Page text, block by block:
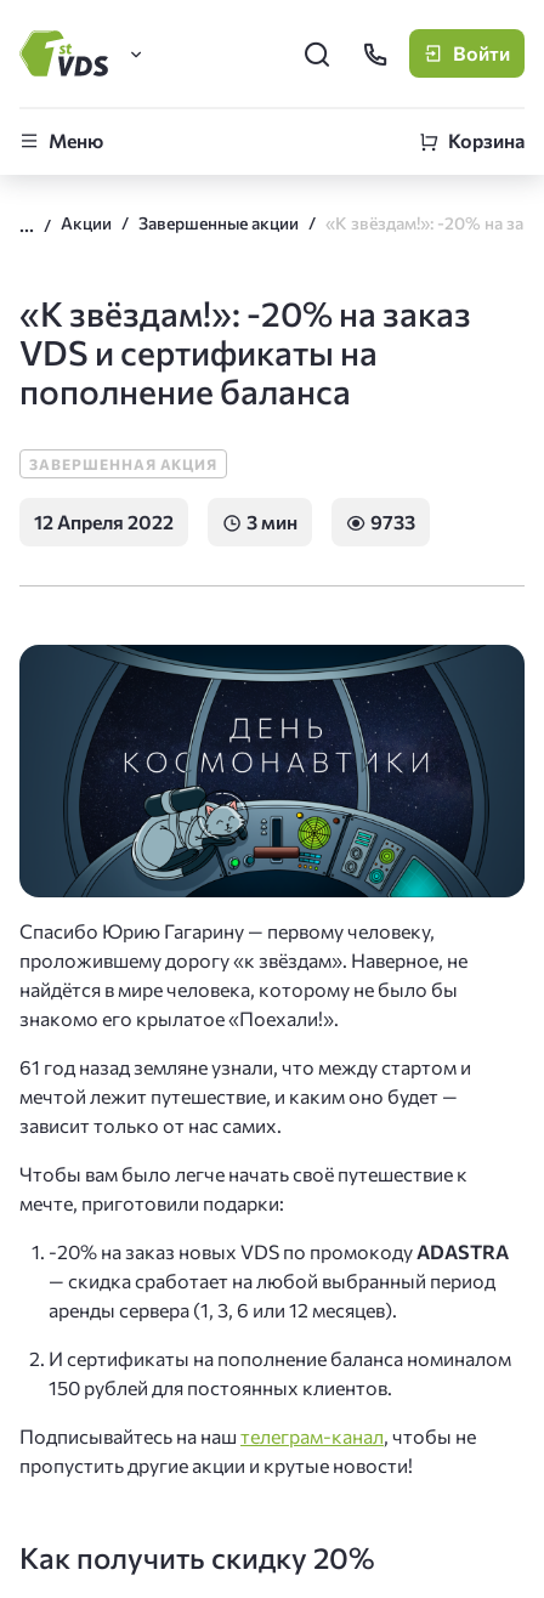
FirstVDS (вы здесь)
CLO
Войти
Меню Корзина
Акции Завершенные акции
«К звёздам!»: -20% на заказ
VDS и сертификаты на
пополнение баланса
ЗАВЕРШЕННАЯ АКЦИЯ
12 Апреля 2022 3 мин 9733
Спасибо Юрию Гагарину — первому человеку,
проложившему дорогу «к звёздам». Наверное, не
найдётся в мире человека, которому не было бы
знакомо его крылатое «Поехали!».
61 год назад земляне узнали, что между стартом и
мечтой лежит путешествие, и каким оно будет —
зависит только от нас самих.
Чтобы вам было легче начать своё путешествие к
мечте, приготовили подарки:
-20% на заказ новых VDS по промокоду ADASTRA
— скидка сработает на любой выбранный период
аренды сервера (1, 3, 6 или 12 месяцев).
И сертификаты на пополнение баланса номиналом
150 рублей для постоянных клиентов.
Подписывайтесь на наш телеграм-канал, чтобы не
пропустить другие акции и крутые новости!
Как получить скидку 20%